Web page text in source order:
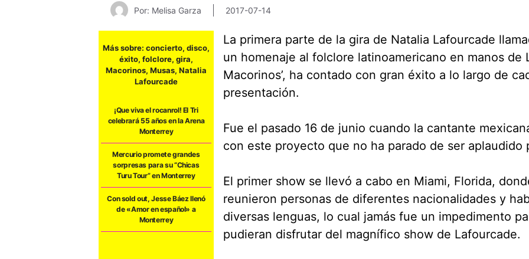
Por: Melisa Garza 2017-07-14
Más sobre: concierto, disco,
éxito, folclore, gira,
Macorinos, Musas, Natalia
Lafourcade
¡Que viva el rocanrol! El Tri
celebrará 55 años en la Arena
Monterrey
Mercurio promete grandes
sorpresas para su “Chicas
Turu Tour” en Monterrey
Con sold out, Jesse Báez llenó
de «Amor en español» a
Monterrey
La primera parte de la gira de Natalia Lafourcade
un homenaje al folclore latinoamericano en manos de
Macorinos’, ha contado con gran éxito a lo largo de
presentación.
Fue el pasado 16 de junio cuando la cantante
con este proyecto que no ha parado de ser aplaudido
El primer show se llevó a cabo en Miami, Florida,
reunieron personas de diferentes nacionalidades y
diversas lenguas, lo cual jamás fue un impedimento
pudieran disfrutar del magnífico show de Lafourcade.